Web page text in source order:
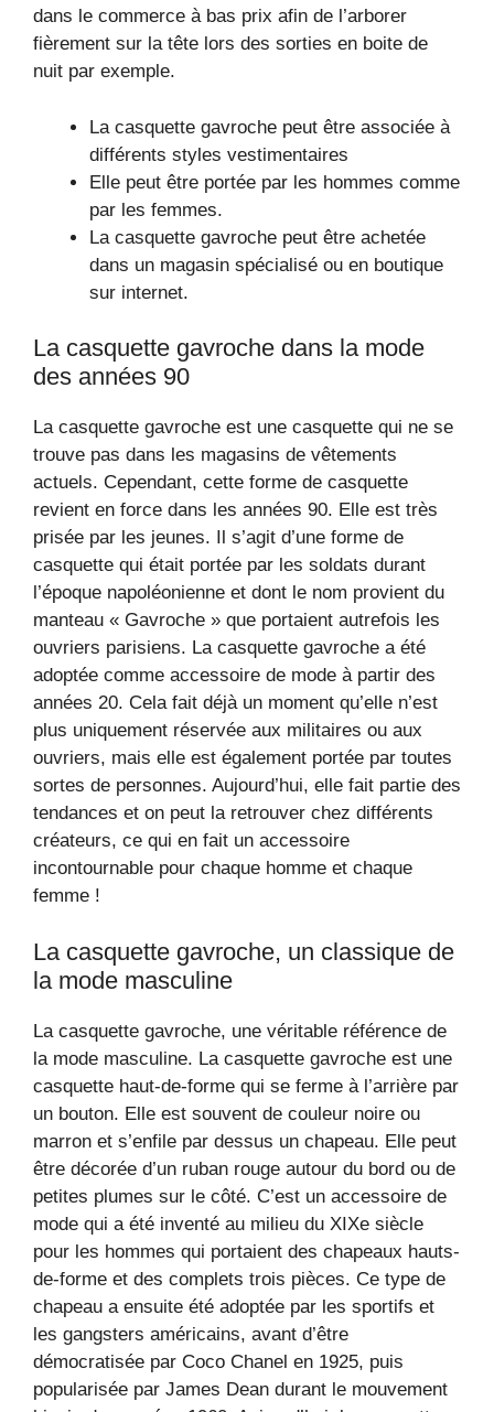
dans le commerce à bas prix afin de l’arborer
fièrement sur la tête lors des sorties en boite de
nuit par exemple.
La casquette gavroche peut être associée à
différents styles vestimentaires
Elle peut être portée par les hommes comme
par les femmes.
La casquette gavroche peut être achetée
dans un magasin spécialisé ou en boutique
sur internet.
La casquette gavroche dans la mode
des années 90
La casquette gavroche est une casquette qui ne se
trouve pas dans les magasins de vêtements
actuels. Cependant, cette forme de casquette
revient en force dans les années 90. Elle est très
prisée par les jeunes. Il s’agit d’une forme de
casquette qui était portée par les soldats durant
l’époque napoléonienne et dont le nom provient du
manteau « Gavroche » que portaient autrefois les
ouvriers parisiens. La casquette gavroche a été
adoptée comme accessoire de mode à partir des
années 20. Cela fait déjà un moment qu’elle n’est
plus uniquement réservée aux militaires ou aux
ouvriers, mais elle est également portée par toutes
sortes de personnes. Aujourd’hui, elle fait partie des
tendances et on peut la retrouver chez différents
créateurs, ce qui en fait un accessoire
incontournable pour chaque homme et chaque
femme !
La casquette gavroche, un classique de
la mode masculine
La casquette gavroche, une véritable référence de
la mode masculine. La casquette gavroche est une
casquette haut-de-forme qui se ferme à l’arrière par
un bouton. Elle est souvent de couleur noire ou
marron et s’enfile par dessus un chapeau. Elle peut
être décorée d’un ruban rouge autour du bord ou de
petites plumes sur le côté. C’est un accessoire de
mode qui a été inventé au milieu du XIXe siècle
pour les hommes qui portaient des chapeaux hauts-
de-forme et des complets trois pièces. Ce type de
chapeau a ensuite été adoptée par les sportifs et
les gangsters américains, avant d’être
démocratisée par Coco Chanel en 1925, puis
popularisée par James Dean durant le mouvement